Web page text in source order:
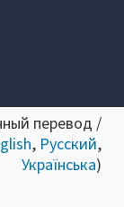
перевод /
, Русский,
Українська)